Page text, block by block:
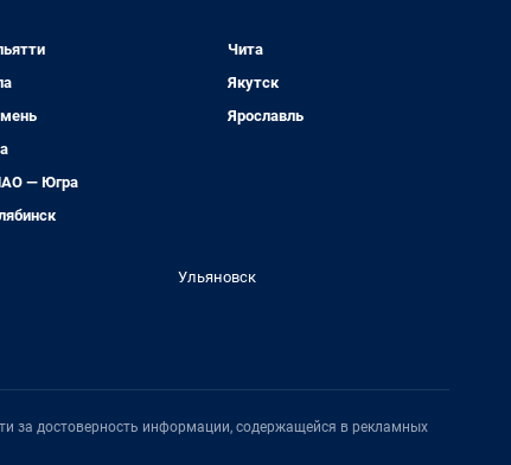
— Югра
Чита
Якутск
Ярославль
Ульяновск
за достоверность информации, содержащейся в рекламных